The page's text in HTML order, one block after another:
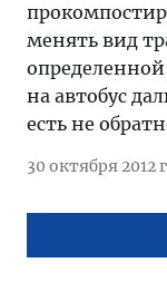
менять вид
на автобус
есть не
30 октября 2012